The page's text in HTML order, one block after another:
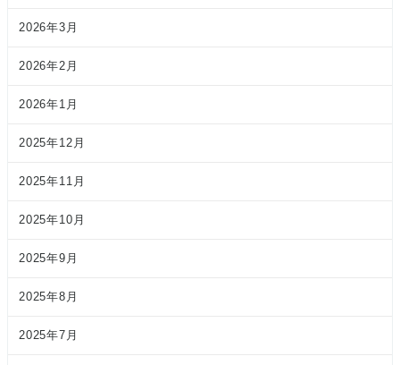
2026年3月
2026年2月
2026年1月
2025年12月
2025年11月
2025年10月
2025年9月
2025年8月
2025年7月